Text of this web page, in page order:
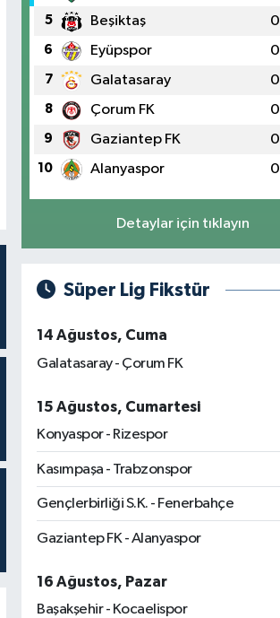
5 Beşiktaş 0
6 Eyüpspor 0
7 Galatasaray 0
8 Çorum FK 0
9 Gaziantep FK 0
10 Alanyaspor 0
Detaylar için tıklayın
Süper Lig Fikstür
14 Ağustos, Cuma
Galatasaray - Çorum FK
15 Ağustos, Cumartesi
Konyaspor - Rizespor
Kasımpaşa - Trabzonspor
Gençlerbirliği S.K. - Fenerbahçe
Gaziantep FK - Alanyaspor
16 Ağustos, Pazar
Başakşehir - Kocaelispor